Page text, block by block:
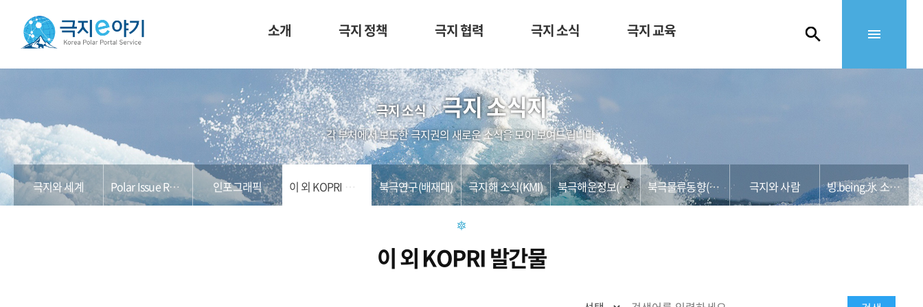
소개 극지 정책 극지 협력 극지 소식 극지 교육
극지 소식 극지 소식지
각 부처에서 보도한 극지권의 새로운 소식을 모아 보여드립니다.
극지와 세계 Polar Issue Report 인포그래픽 이 외 KOPRI 발간물 북극연구(배재대) 극지해 소식(KMI) 북극해운정보(KMI) 북극물류동향(영산대) 극지와 사람 빙.being.氷 소식지
이 외 KOPRI 발간물